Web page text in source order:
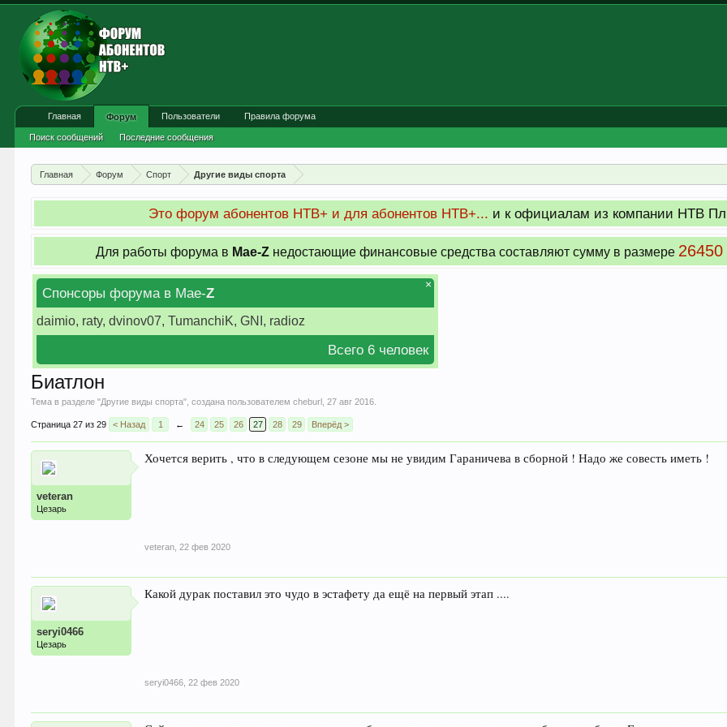
Главная Форум Спорт Другие виды спорта
Это форум абонентов НТВ+ и для абонентов НТВ+... и к официалам из компании НТВ
Для работы форума в Мае-Z недостающие финансовые средства составляют сумму в размере 26450
Спонсоры форума в Мае-Z
daimio, raty, dvinov07, TumanchiK, GNI, radioz
Всего 6 человек
×
Биатлон
Тема в разделе "Другие виды спорта", создана пользователемcheburl ,27 авг 2016
Страница 27 из 29 < Назад 1 ← 24 25 26 27 28 29 Вперёд >
veteran
Цезарь
Хочется верить , что в следующем сезоне мы не увидим Гараничева в сборной ! Надо же совесть иметь !
veteran 22 фев 2020
seryi0466
Цезарь
Какой дурак поставил это чудо в эстафету да ещё на первый этап ....
seryi0466 22 фев 2020
Главная Форум
Поиск сообщений Последние сообщения
Пользователи Правила форума